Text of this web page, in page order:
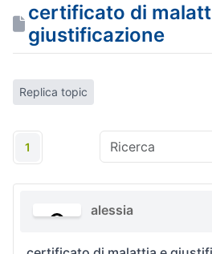
certificato di
giustificazione
Replica topic
1
alessia